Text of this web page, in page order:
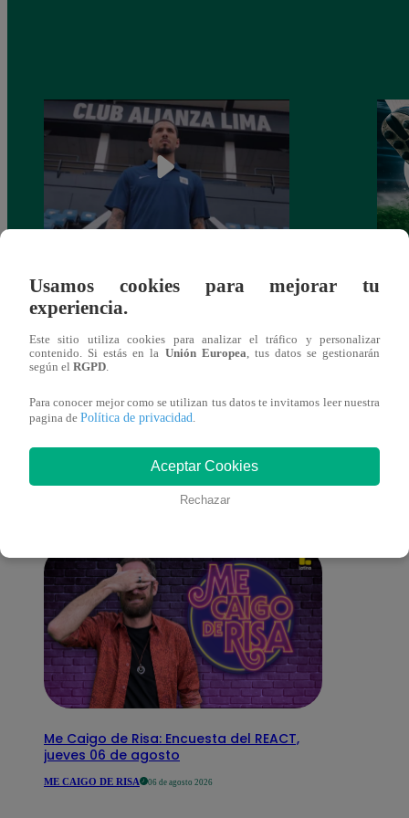
como nuevo fichaje para el Torneo
Clausura 2025
También te puede
interesar
Me Caigo de Risa: Encuesta del REACT,
jueves 06 de agosto
ME CAIGO DE RISA 06 de agosto 2026
Usamos cookies para mejorar tu
experiencia.
Este sitio utiliza cookies para analizar el tráfico y personalizar
contenido. Si estás en la Unión Europea , tus datos se gestionarán
según el RGPD
Para conocer mejor como se utilizan tus datos te invitamos leer nuestra
pagina de Política de privacidad
Aceptar Cookies
Rechazar